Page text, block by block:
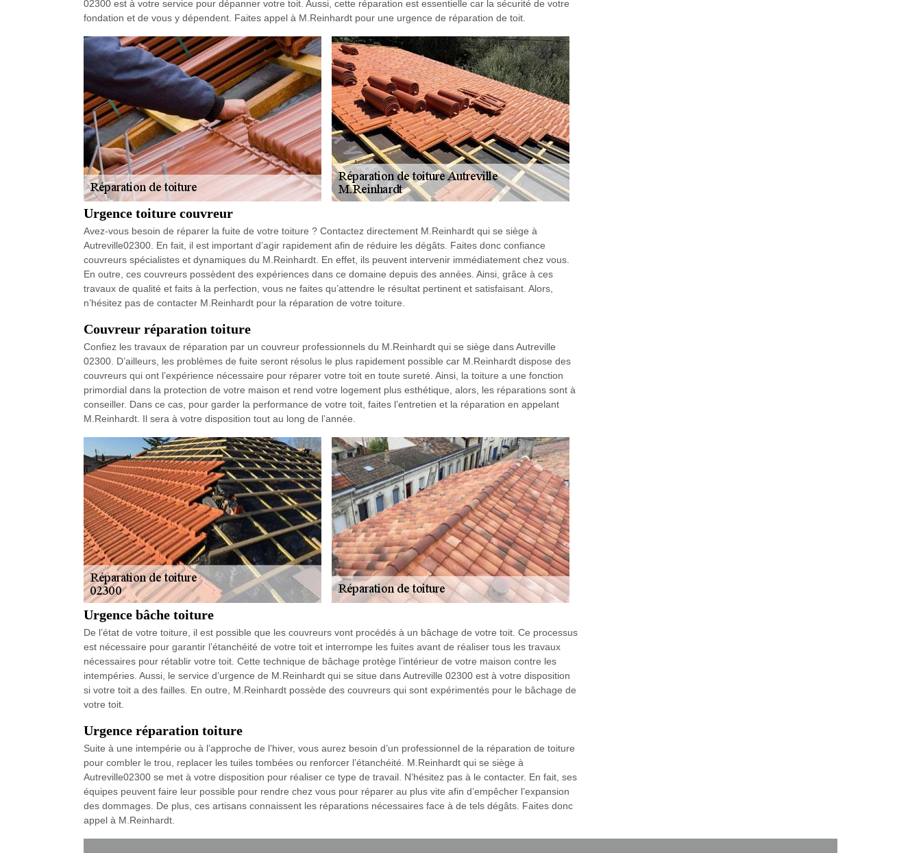
02300 est à votre service pour dépanner votre toit. Aussi, cette réparation est essentielle car la sécurité de votre
fondation et de vous y dépendent. Faites appel à M.Reinhardt pour une urgence de réparation de toit.
Urgence toiture couvreur
Avez-vous besoin de réparer la fuite de votre toiture ? Contactez directement M.Reinhardt qui se siège à
Autreville02300. En fait, il est important d’agir rapidement afin de réduire les dégâts. Faites donc confiance
couvreurs spécialistes et dynamiques du M.Reinhardt. En effet, ils peuvent intervenir immédiatement chez vous.
En outre, ces couvreurs possèdent des expériences dans ce domaine depuis des années. Ainsi, grâce à ces
travaux de qualité et faits à la perfection, vous ne faites qu’attendre le résultat pertinent et satisfaisant. Alors,
n’hésitez pas de contacter M.Reinhardt pour la réparation de votre toiture.
Couvreur réparation toiture
Confiez les travaux de réparation par un couvreur professionnels du M.Reinhardt qui se siège dans Autreville
02300. D’ailleurs, les problèmes de fuite seront résolus le plus rapidement possible car M.Reinhardt dispose des
couvreurs qui ont l’expérience nécessaire pour réparer votre toit en toute sureté. Ainsi, la toiture a une fonction
primordial dans la protection de votre maison et rend votre logement plus esthétique, alors, les réparations sont à
conseiller. Dans ce cas, pour garder la performance de votre toit, faites l’entretien et la réparation en appelant
M.Reinhardt. Il sera à votre disposition tout au long de l’année.
Urgence bâche toiture
De l’état de votre toiture, il est possible que les couvreurs vont procédés à un bâchage de votre toit. Ce processus
est nécessaire pour garantir l’étanchéité de votre toit et interrompe les fuites avant de réaliser tous les travaux
nécessaires pour rétablir votre toit. Cette technique de bâchage protège l’intérieur de votre maison contre les
intempéries. Aussi, le service d’urgence de M.Reinhardt qui se situe dans Autreville 02300 est à votre disposition
si votre toit a des failles. En outre, M.Reinhardt possède des couvreurs qui sont expérimentés pour le bâchage de
votre toit.
Urgence réparation toiture
Suite à une intempérie ou à l’approche de l’hiver, vous aurez besoin d’un professionnel de la réparation de toiture
pour combler le trou, replacer les tuiles tombées ou renforcer l’étanchéité. M.Reinhardt qui se siège à
Autreville02300 se met à votre disposition pour réaliser ce type de travail. N’hésitez pas à le contacter. En fait, ses
équipes peuvent faire leur possible pour rendre chez vous pour réparer au plus vite afin d’empêcher l’expansion
des dommages. De plus, ces artisans connaissent les réparations nécessaires face à de tels dégâts. Faites donc
appel à M.Reinhardt.